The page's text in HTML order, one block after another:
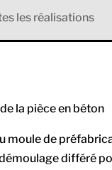
les réalisations
la pièce en béton
moule de
différé